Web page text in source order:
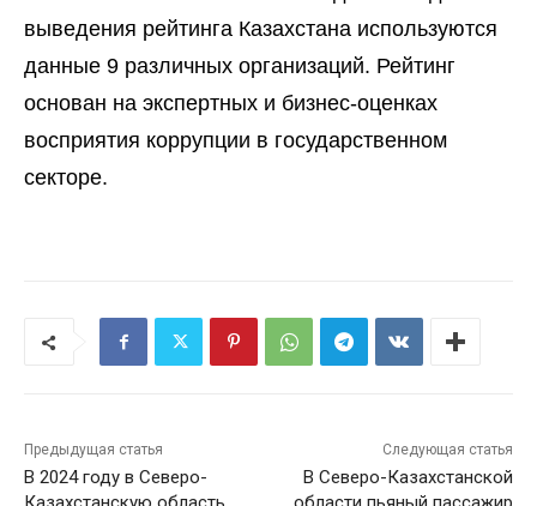
выведения рейтинга Казахстана используются
данные 9 различных организаций. Рейтинг
основан на экспертных и бизнес-оценках
восприятия коррупции в государственном
секторе.
Предыдущая статья
В 2024 году в Северо-
Следующая статья
В Северо-Казахстанской